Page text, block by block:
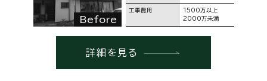
Before
工事費用
1500万以上
2000万未満
詳細を見る